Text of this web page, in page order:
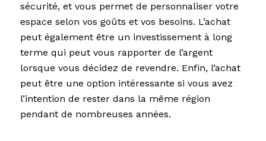
sécurité, et vous permet de personnaliser votre
espace selon vos goûts et vos besoins. L’achat
peut également être un investissement à long
terme qui peut vous rapporter de l’argent
lorsque vous décidez de revendre. Enfin, l’achat
peut être une option intéressante si vous avez
l’intention de rester dans la même région
pendant de nombreuses années.